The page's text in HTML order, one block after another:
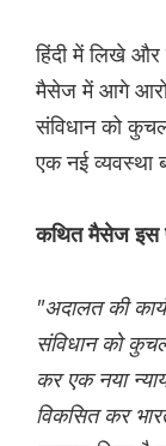
हिंदी में लिखे
मैसेज में आगे
संविधान को
एक नई व्यवस्था
कथित मैसेज इस
"अदालत की
संविधान को
कर एक नया
विकसित कर